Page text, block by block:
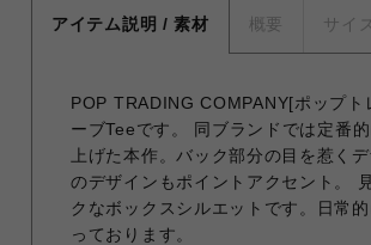
アイテム説明 / 素材 概要 サイ
POP TRADING COMPANY[ポップ
ーブTeeです。 同ブランドでは定番
上げた本作。バック部分の目を惹く
のデザインもポイントアクセント。
クなボックスシルエットです。日常
っております。